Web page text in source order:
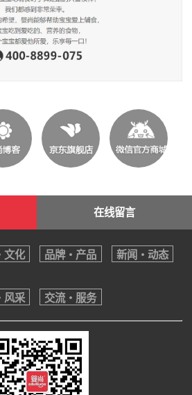
在线留言
文化 品牌・产品 新闻・动态
风采 交流・服务